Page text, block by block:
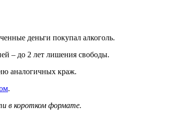
деньги покупал алкоголь.
– до 2 лет лишения свободы.
аналогичных краж.
.
в коротком формате.